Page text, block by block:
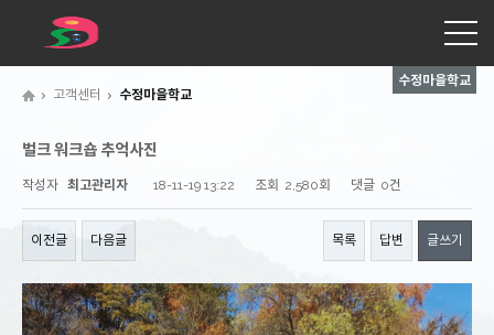
고객센터 수정마을학교
수정마을학교
벌크 워크숍 추억사진
작성자 최고관리자 18-11-19 13:22 조회 2,580회 댓글 0건
이전글 다음글 목록 답변 글쓰기